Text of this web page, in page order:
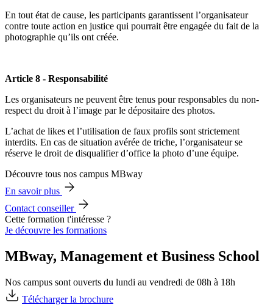
En tout état de cause, les participants garantissent l’organisateur
contre toute action en justice qui pourrait être engagée du fait de la
photographie qu’ils ont créée.
Article 8 - Responsabilité
Les organisateurs ne peuvent être tenus pour responsables du non-
respect du droit à l’image par le dépositaire des photos.
L’achat de likes et l’utilisation de faux profils sont strictement
interdits. En cas de situation avérée de triche, l’organisateur se
réserve le droit de disqualifier d’office la photo d’une équipe.
Découvre tous nos campus MBway
En savoir plus
Contact conseiller
Cette formation t'intéresse ?
Je découvre les formations
MBway, Management et Business School
Nos campus sont ouverts du lundi au vendredi de 08h à 18h
Télécharger la brochure